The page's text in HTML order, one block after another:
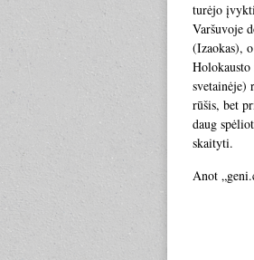
turėjo
Varšuvoje
(Izaokas),
svetainėje)
rūšis, bet
daug
skaityti.
Anot